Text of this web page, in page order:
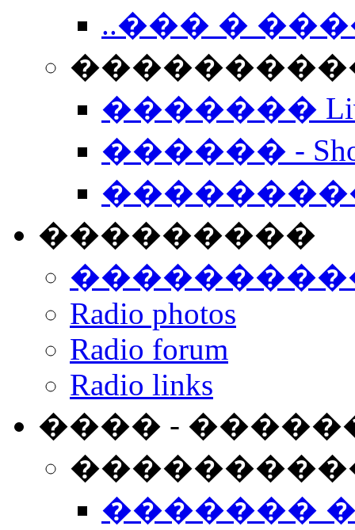
..��� �
����������
�������
������ -
���������
Radio photos
Radio forum
Radio links
���� -
�������